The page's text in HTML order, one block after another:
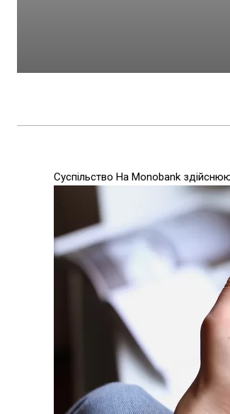
Суспільство На Monobank